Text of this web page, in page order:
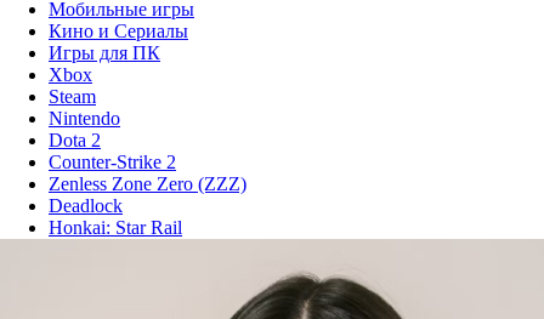
Мобильные игры
Кино и Сериалы
Игры для ПК
Xbox
Steam
Nintendo
Dota 2
Counter-Strike 2
Zenless Zone Zero (ZZZ)
Deadlock
Honkai: Star Rail